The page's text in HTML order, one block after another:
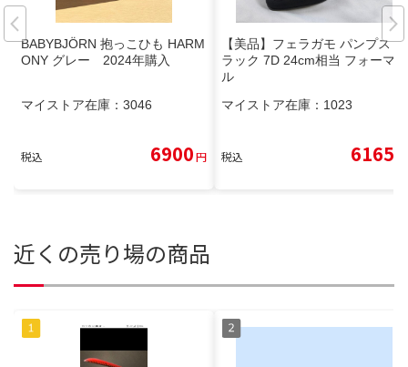
BABYBJÖRN 抱っこひも HARM
ONY グレー 2024年購入
マイストア在庫： 3046
税込 6900円
【美品】フェラガモ パンプス ブ
ラック 7D 24cm相当 フォーマ
ル
マイストア在庫： 1023
税込 6165
近くの売り場の商品